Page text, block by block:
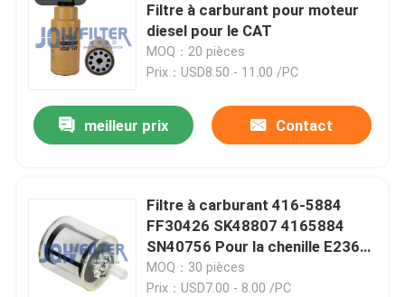
Filtre à carburant pour moteur
diesel pour le CAT
MOQ：20 pièces
Prix：USD8.50 - 11.00 /PC
meilleur prix Contact
Filtre à carburant 416-5884
FF30426 SK48807 4165884
SN40756 Pour la chenille E236D
E242D E246D E262D E272D
MOQ：30 pièces
Prix：USD7.00 - 8.00 /PC